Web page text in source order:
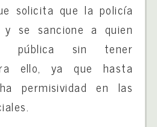
solicita que la policía
se sancione a quien
pública sin tener
ello, ya que hasta
permisividad en las